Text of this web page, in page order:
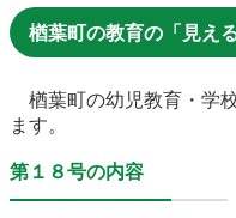
入札・契約
農林水産業
楢葉町の教育の「見え
楢葉町の幼児教育・学
ます。
第１８号の内容